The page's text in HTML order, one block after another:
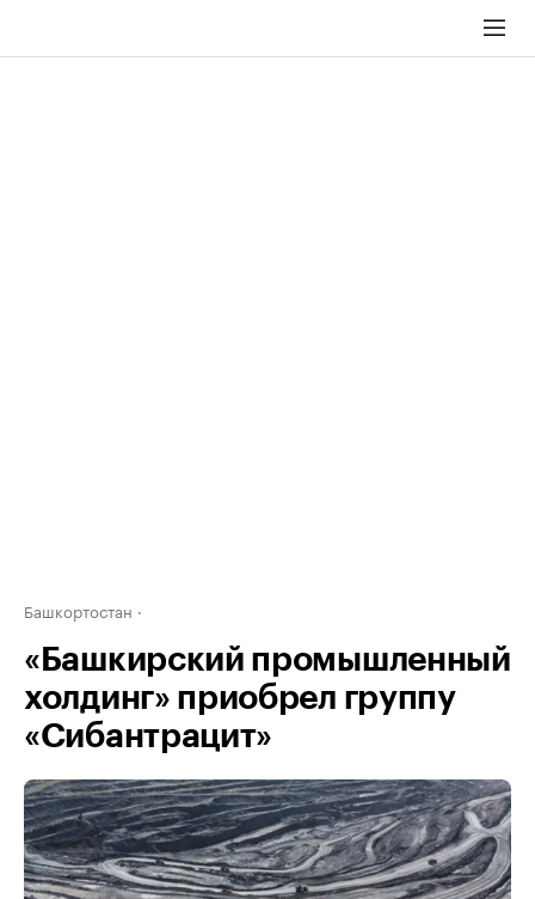
Башкортостан
«Башкирский промышленный
холдинг» приобрел группу
«Сибантрацит»